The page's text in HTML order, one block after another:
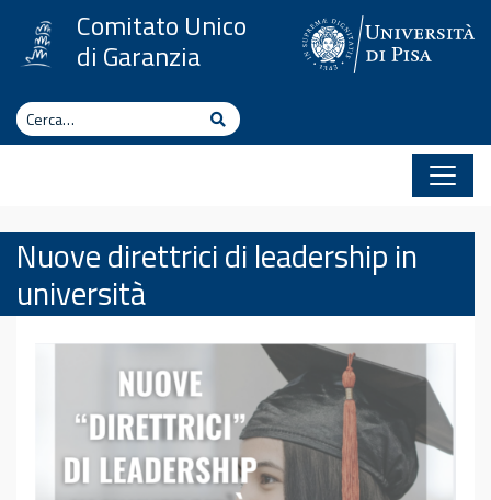
Vai al contenutoComitato Unico
di Garanzia
Cerca Cerca
Nuove direttrici di leadership in
università